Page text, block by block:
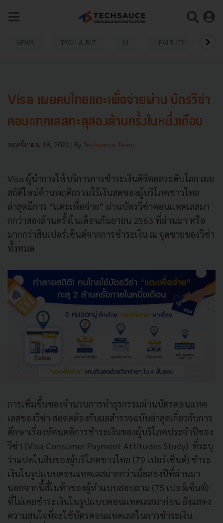
NEWS TECH & BIZ AI HEALTHTECH
Visa เผยคนไทยแตะเพื่อจ่ายผ่าน บัตรวีซ่า
คอนแทคเลสทะลุสองล้านครั้งในหนึ่งเดือน
พฤศจิกายน 18, 2020 | By Techsauce Team
Visa ผู้นำการให้บริการการชำระเงินดิจิตอลระดับโลก เผย
สถิติใหม่ด้านพฤติกรรมไร้เงินสดของผู้บริโภคชาวไทย
ล่าสุดมีการ “แตะเพื่อจ่าย” ผ่านบัตรวีซ่าคอนแทคเลสมา
กกว่าสองล้านครั้งในเดือนกันยายน 2563 ที่ผ่านมา หรือ
มากกว่าสิบเปอร์เซ็นต์จากการชำระเงิน ณ จุดขายของวีซ่า
ทั้งหมด
การเพิ่มขึ้นของจำนวนการทำธุรกรรมผ่านบัตรคอนแทค
เลสของวีซ่า สอดคล้องกับผลสำรวจฉบับล่าสุดเกี่ยวกับการ
ศึกษาเรื่องทัศนคติการชำระเงินของผู้บริโภคประจำปีของ
วีซ่า (Visa Consumer Payment Attitudes Study) ที่ระบุ
ว่าแปดในสิบของผู้บริโภคชาวไทย (79 เปอร์เซ็นต์) ชำระ
เงินในรูปแบบคอนแทคเลสมากกว่าเมื่อสองปีที่ผ่านมา
นอกจากนี้สี่ในห้าของผู้ทำแบบสอบถาม (75 เปอร์เซ็นต์)
ที่ไม่เคยชำระเงินในรูปแบบคอนแทคเลสมาก่อน ยังแสดง
ความสนใจที่จะใช้บัตรคอนแทคเลสในการชำระเงิน